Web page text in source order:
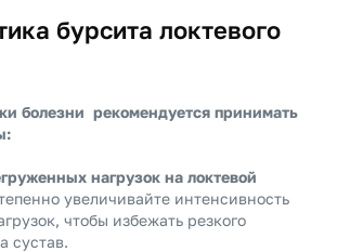
бурсита локтевого
болезни рекомендуется принимать
нагрузок на локтевой
увеличивайте интенсивность
чтобы избежать резкого
сустав.